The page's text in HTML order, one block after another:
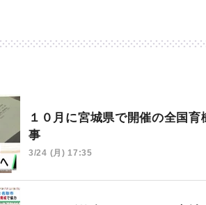
１０月に宮城県で開催の全国
事
3/24 (月) 17:35